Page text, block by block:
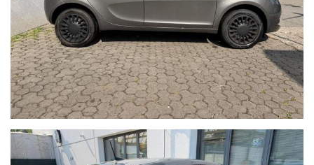
carro attrezzi , sostituzione, riparazione e custodia di
pneumatici invernali/estivi, officina certificata per poter
effettuare tagliandi su tutte le auto (di qualsiasi marca) fin
dal primo giorno di vita senza perdere la garanzia legale e
anche tagliandi post-garanzia con l’utilizzo di ricambi
originali e con strumenti di diagnosi sempre aggiornati.